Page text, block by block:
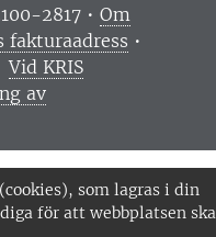
som lagras i din
för att webbplatsen ska
2817 • Om
fakturaadress •
Vid KRIS
av